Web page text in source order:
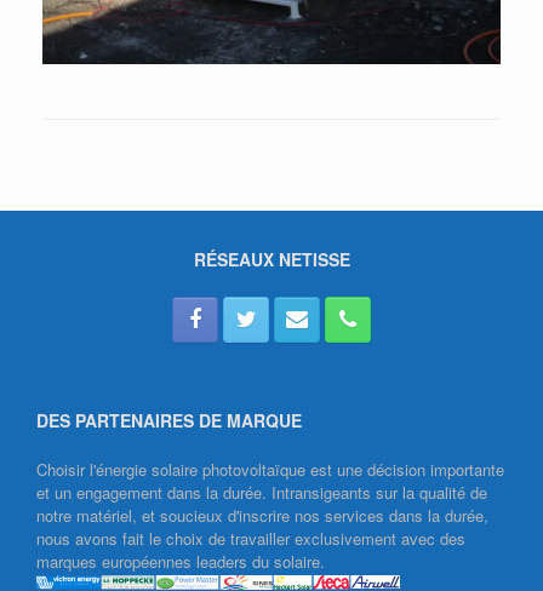
RÉSEAUX NETISSE
DES PARTENAIRES DE MARQUE
Choisir l'énergie solaire photovoltaïque est une décision importante
et un engagement dans la durée. Intransigeants sur la qualité de
notre matériel, et soucieux d'inscrire nos services dans la durée,
nous avons fait le choix de travailler exclusivement avec des
marques européennes leaders du solaire.